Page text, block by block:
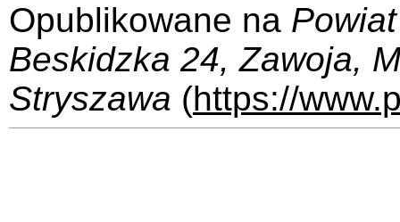
Opublikowane na
Beskidzka 24, Zawoja,
Stryszawa (https://